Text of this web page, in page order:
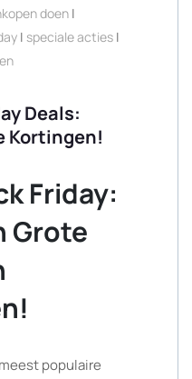
doen |
| speciale acties |
Deals:
Kortingen!
Friday:
Grote
populaire